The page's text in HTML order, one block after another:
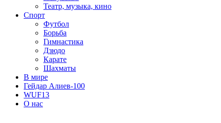
Театр, музыка, кино
Спорт
Футбол
Борьба
Гимнастика
Дзюдо
Карате
Шахматы
В мире
Гейдар Алиев-100
WUF13
О нас